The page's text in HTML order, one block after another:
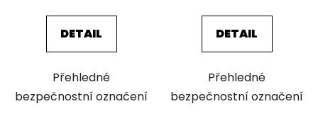
DETAIL
Přehledné
bezpečnostní označení
DETAIL
Přehledné
bezpečnostní označení